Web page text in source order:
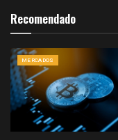
Recomendado
MERCADOS